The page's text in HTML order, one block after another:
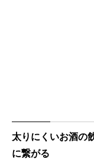
太りにくいお酒の
に繋がる